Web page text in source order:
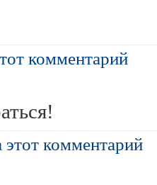
комментарий
этот комментарий